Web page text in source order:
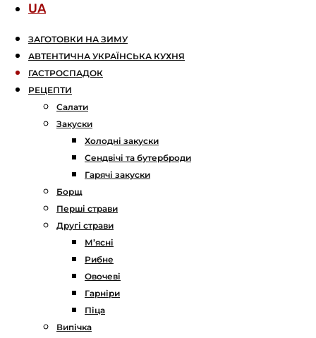
UA
ЗАГОТОВКИ НА ЗИМУ
АВТЕНТИЧНА УКРАЇНСЬКА КУХНЯ
ГАСТРОСПАДОК
РЕЦЕПТИ
Салати
Закуски
Холодні закуски
Сендвічі та бутерброди
Гарячі закуски
Борщ
Перші страви
Другі страви
М’ясні
Рибне
Овочеві
Гарніри
Піца
Випічка